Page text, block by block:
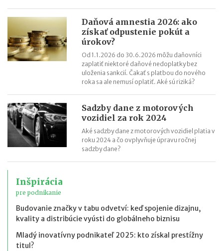
Daňová amnestia 2026: ako
získať odpustenie pokút a
úrokov?
Od 1.1.2026 do 30.6.2026 môžu daňovníci
zaplatiť niektoré daňové nedoplatky bez
uloženia sankcií. Čakať s platbou do nového
roka sa ale nemusí oplatiť. Aké sú riziká?
Sadzby dane z motorových
vozidiel za rok 2024
Aké sadzby dane z motorových vozidiel platia v
roku 2024 a čo ovplyvňuje úpravu ročnej
sadzby dane?
Inšpirácia
pre podnikanie
Budovanie značky v tabu odvetví: keď spojenie dizajnu,
kvality a distribúcie vyústi do globálneho biznisu
Mladý inovatívny podnikateľ 2025: kto získal prestížny
titul?